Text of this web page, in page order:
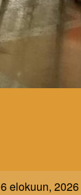
elokuun, 2026